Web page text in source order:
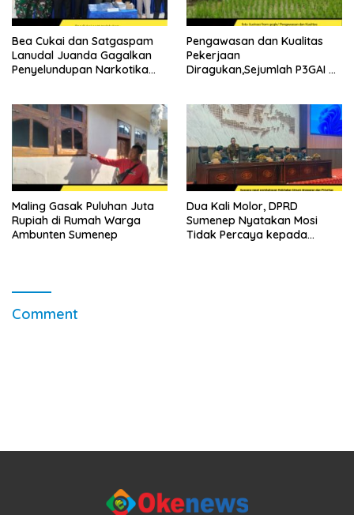
Bea Cukai dan Satgaspam
Lanudal Juanda Gagalkan
Penyelundupan Narkotika
Pengawasan dan Kualitas
Pekerjaan
Diragukan,Sejumlah P3GAI di
Ladang Korupsi
Maling Gasak Puluhan Juta
Rupiah di Rumah Warga
Ambunten Sumenep
Dua Kali Molor, DPRD
Sumenep Nyatakan Mosi
Tidak Percaya kepada
Comment